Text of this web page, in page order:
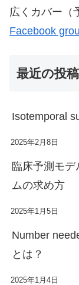
広くカバー（
Facebook
最近の投稿
Isotemporal
2025年2月8日
臨床予測モ
ムの求め方
2025年1月5日
Number
とは？
2025年1月4日